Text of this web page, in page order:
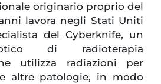
originario proprio del
lavora negli Stati Uniti
del Cyberknife, un
di radioterapia
utilizza radiazioni per
altre patologie, in modo